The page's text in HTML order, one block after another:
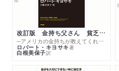
改訂版 金持ち父さん 貧乏父さん
─アメリカの金持ちが教えてくれるお金の哲学
ロバート・キヨサキ著
白根美保子訳